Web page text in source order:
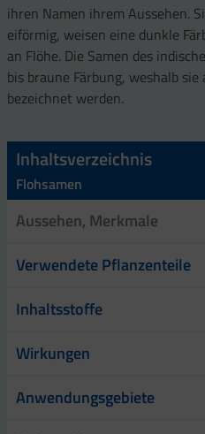
ihren Namen ihrem Aussehen.
eiförmig, weisen eine dunkle
an Flöhe. Die Samen des
bis braune Färbung, weshalb
bezeichnet werden.
Inhaltsverzeichnis
Flohsamen
Aussehen, Merkmale
Verwendete Pflanzenteile
Inhaltsstoffe
Wirkungen
Anwendungsgebiete